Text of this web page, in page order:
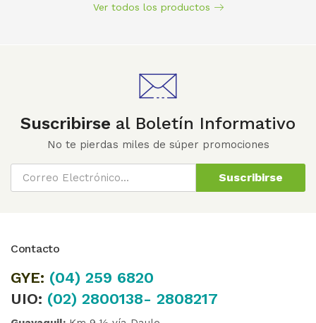
Ver todos los productos
Suscribirse al Boletín Informativo
No te pierdas miles de súper promociones
Suscribirse
Contacto
GYE: (04) 259 6820
UIO: (02) 2800138- 2808217